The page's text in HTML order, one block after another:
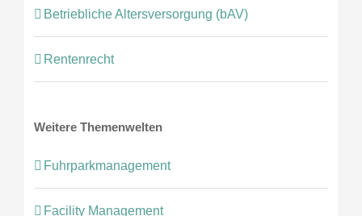
Betriebliche Altersversorgung (bAV)
Rentenrecht
Weitere Themenwelten
Fuhrparkmanagement
Facility Management